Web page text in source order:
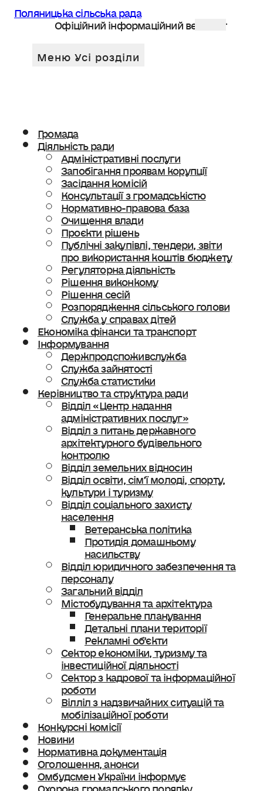
Поляницька сільська рада
Офіційний інформаційний веб сайт
Громада
Діяльність ради
Адміністративні послуги
Запобігання проявам корупції
Засідання комісій
Консультації з громадськістю
Нормативно-правова база
Очищення влади
Проєкти рішень
Публічні закупівлі, тендери, звіти
про використання коштів бюджету
Регуляторна діяльність
Рішення виконкому
Рішення сесій
Розпорядження сільського голови
Служба у справах дітей
Економіка фінанси та транспорт
Інформування
Держпродспоживслужба
Служба зайнятості
Служба статистики
Керівництво та структура ради
Відділ «Центр надання
адміністративних послуг»
Відділ з питань державного
архітектурного будівельного
контролю
Відділ земельних відносин
Відділ освіти, сімʼї молоді, спорту,
культури і туризму
Відділ соціального захисту
населення
Ветеранська політика
Протидія домашньому
насильству
Відділ юридичного забезпечення та
персоналу
Загальний відділ
Містобудування та архітектура
Генеральне планування
Детальні плани території
Рекламні об’єкти
Сектор економіки, туризму та
інвестиційної діяльності
Сектор з кадрової та інформаційної
роботи
Вілліл з надзвичайних ситуацій та
мобілізаційної роботи
Конкурсні комісії
Новини
Нормативна документація
Оголошення, анонси
Омбудсмен України інформує
Охорона громадського порядку